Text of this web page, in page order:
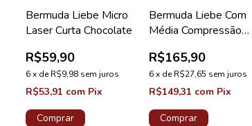
Bermuda Liebe Micro
Laser Curta Chocolate
R$59,90
6 x deR$9,98 sem juros
R$53,91 com Pix
Comprar
Bermuda Liebe Com
Média Compressão
R$165,90
6 x deR$27,65 sem juros
R$149,31 com Pix
Comprar